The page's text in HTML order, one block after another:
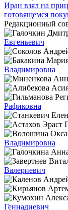
Иран взял на
готовящемся
Редакционный
Евгеньевич
Владимировна
Рафиковна
Владимировна
Валериевич
Геннадиевич